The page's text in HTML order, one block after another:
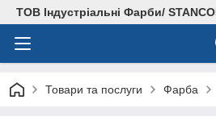
ТОВ Індустріальні Фарби/
Товари та послуги Фарба